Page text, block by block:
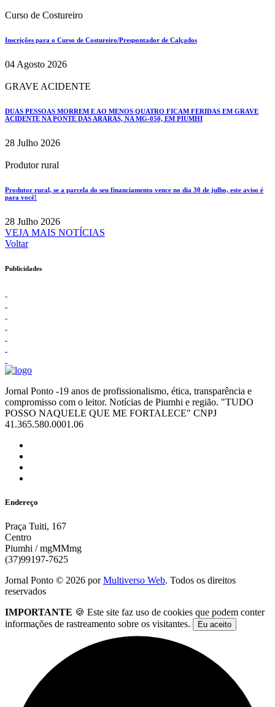
Curso de Costureiro
Inscrições para o Curso de Costureiro/Prespontador de Calçados
04 Agosto 2026
GRAVE ACIDENTE
DUAS PESSOAS MORREM E AO MENOS QUATRO FICAM FERIDAS EM GRAVE
ACIDENTE NA PONTE DAS ARARAS, NA MG-050, EM PIUMHI
28 Julho 2026
Produtor rural
Produtor rural, se a parcela do seu financiamento vence no dia 30 de julho, este aviso é
para você!
28 Julho 2026
VEJA MAIS NOTÍCIAS
Voltar
Publicidades
Jornal Ponto -19 anos de profissionalismo, ética, transparência e
compromisso com o leitor. Notícias de Piumhi e região. "TUDO
POSSO NAQUELE QUE ME FORTALECE" CNPJ
41.365.580.0001.06
Endereço
Praça Tuiti, 167
Centro
Piumhi / mgMMmg
(37)99197-7625
Jornal Ponto © 2026 porMultiverso Web. Todos os direitos
reservados
IMPORTANTE 🍪 Este site faz uso de cookies que podem conter
informações de rastreamento sobre os visitantes.
Eu aceito